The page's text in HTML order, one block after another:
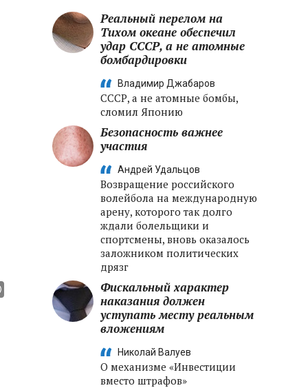
Бурляев раскритиковал
«теневой прокат» и призвал
продвигать отечественное кино
Реальный перелом на
Тихом океане обеспечил
удар СССР, а не атомные
бомбардировки
Владимир Джабаров
СССР, а не атомные бомбы,
сломил Японию
Безопасность важнее
участия
Андрей Удальцов
Возвращение российского
волейбола на международную
арену, которого так долго
ждали болельщики и
спортсмены, вновь оказалось
заложником политических
дрязг
Фискальный характер
наказания должен
уступать месту реальным
вложениям
Николай Валуев
О механизме «Инвестиции
вместо штрафов»